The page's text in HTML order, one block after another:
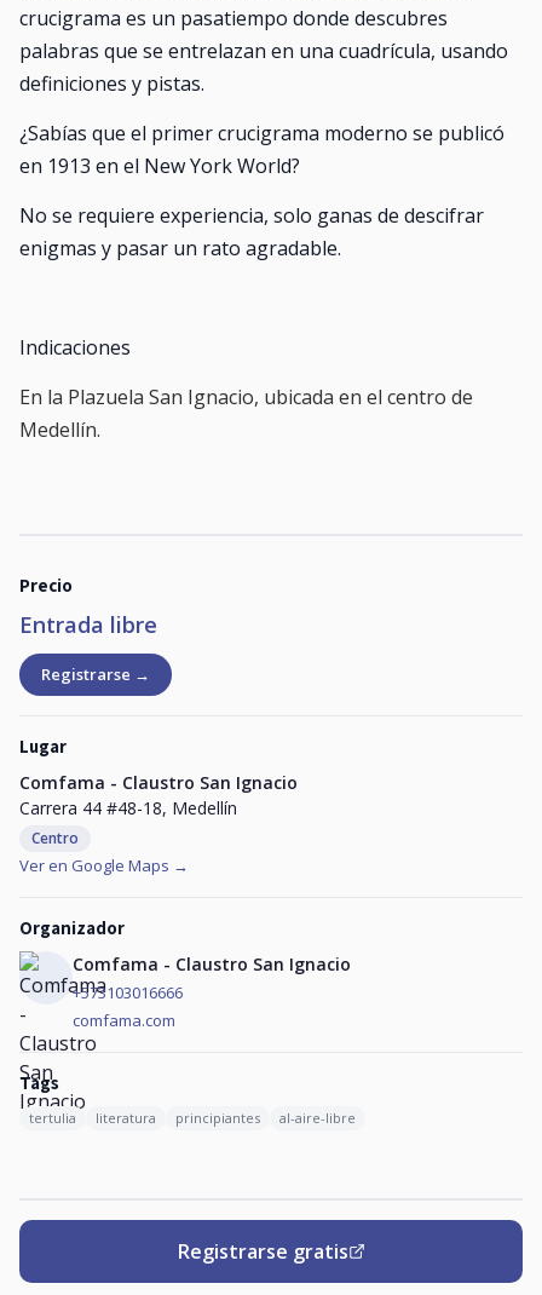
crucigrama es un pasatiempo donde descubres
palabras que se entrelazan en una cuadrícula, usando
definiciones y pistas.
¿Sabías que el primer crucigrama moderno se publicó
en 1913 en el New York World?
No se requiere experiencia, solo ganas de descifrar
enigmas y pasar un rato agradable.
Indicaciones
En la Plazuela San Ignacio, ubicada en el centro de
Medellín.
Precio
Entrada libre
Registrarse →
Lugar
Comfama - Claustro San Ignacio
Carrera 44 #48-18, Medellín
Centro
Ver en Google Maps →
Organizador
Comfama - Claustro San Ignacio
+573103016666
comfama.com
Tags
tertulia literatura principiantes al-aire-libre
Registrarse gratis